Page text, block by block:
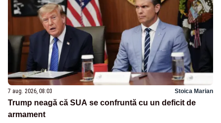
7 aug. 2026, 08:03 Stoica Marian
Trump neagă că SUA se confruntă cu un deficit de
armament